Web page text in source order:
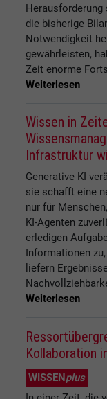
die bisherige
Notwendigkeit
gewährleisten,
Zeit enorme
Weiterlesen
Wissen in
Infrastruktur
Generative KI
sie schafft eine
nur für
KI-Agenten
erledigen
Informationen
liefern
Weiterlesen
Kollaboration
WISSENplus